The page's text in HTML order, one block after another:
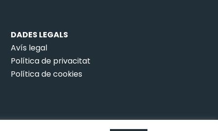
DADES LEGALS
Avís legal
Política de privacitat
Política de cookies